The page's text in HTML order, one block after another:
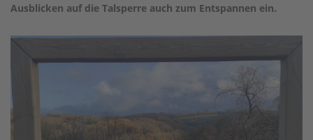
Ausblicken auf die Talsperre auch zum Entspannen ein.